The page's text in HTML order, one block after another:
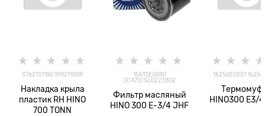
S762131180 19821180R
Накладка крыла
пластик RH HINO
700 TONN
15613E0080
JC470/SL0223802
Фильтр масляный
HINO 300 E-3/4 JHF
16250E0251
HINO300 Е3/